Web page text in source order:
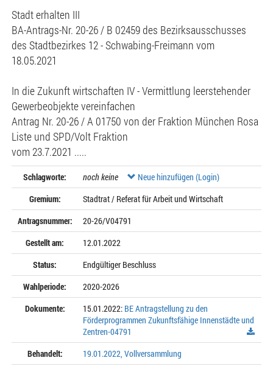
Stadt erhalten III
BA-Antrags-Nr. 20-26 / B 02459 des Bezirksausschusses
des Stadtbezirkes 12 - Schwabing-Freimann vom
18.05.2021
In die Zukunft wirtschaften IV - Vermittlung leerstehender
Gewerbeobjekte vereinfachen
Antrag Nr. 20-26 / A 01750 von der Fraktion München Rosa
Liste und SPD/Volt Fraktion
vom 23.7.2021 .....
Schlagworte: noch keine
Neue hinzufügen (Login)
Gremium:
Stadtrat / Referat für Arbeit und Wirtschaft
Antragsnummer:
20-26/V04791
Gestellt am:
12.01.2022
Status:
Endgültiger Beschluss
Wahlperiode:
2020-2026
Dokumente:
15.01.2022: BE Antragstellung zu den
Förderprogrammen Zukunftsfähige Innenstädte und
Zentren-04791
Behandelt:
19.01.2022, Vollversammlung